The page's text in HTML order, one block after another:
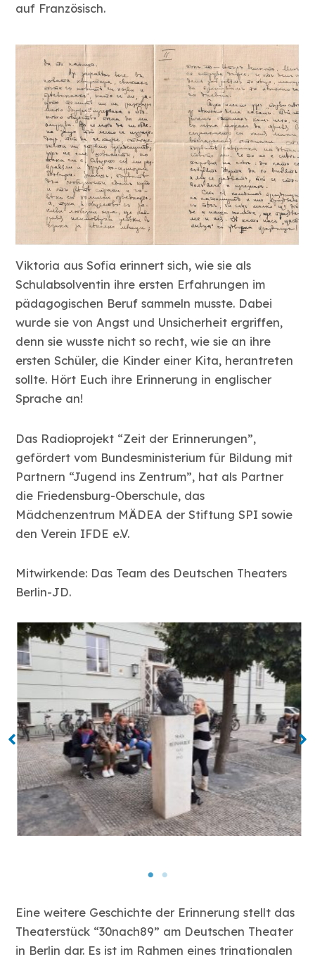
auf Französisch.
Viktoria aus Sofia erinnert sich, wie sie als
Schulabsolventin ihre ersten Erfahrungen im
pädagogischen Beruf sammeln musste. Dabei
wurde sie von Angst und Unsicherheit ergriffen,
denn sie wusste nicht so recht, wie sie an ihre
ersten Schüler, die Kinder einer Kita, herantreten
sollte. Hört Euch ihre Erinnerung in englischer
Sprache an!
Das Radioprojekt “Zeit der Erinnerungen”,
gefördert vom Bundesministerium für Bildung mit
Partnern “Jugend ins Zentrum”, hat als Partner
die Friedensburg-Oberschule, das
Mädchenzentrum MÄDEA der Stiftung SPI sowie
den Verein IFDE e.V.
Mitwirkende: Das Team des Deutschen Theaters
Berlin-JD.
No Caption
Eine weitere Geschichte der Erinnerung stellt das
Theaterstück “30nach89” am Deutschen Theater
in Berlin dar. Es ist im Rahmen eines trinationalen